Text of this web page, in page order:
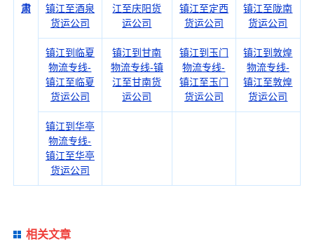
肃
镇江至酒泉
货运公司
江至庆阳货
运公司
镇江至定西
货运公司
镇江至陇南
货运公司
镇江到临夏
物流专线-
镇江至临夏
货运公司
镇江到甘南
物流专线-镇
江至甘南货
运公司
镇江到玉门
物流专线-
镇江至玉门
货运公司
镇江到敦煌
物流专线-
镇江至敦煌
货运公司
镇江到华亭
物流专线-
镇江至华亭
货运公司
相关文章